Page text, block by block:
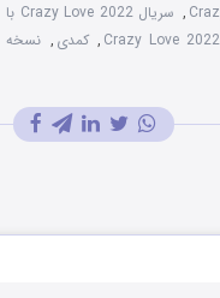
,
سریال Crazy Love 2022 با
, کمدی , نسخه